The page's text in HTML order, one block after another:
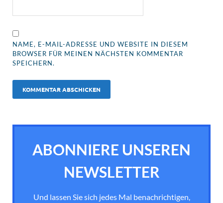
NAME, E-MAIL-ADRESSE UND WEBSITE IN DIESEM
BROWSER FÜR MEINEN NÄCHSTEN KOMMENTAR
SPEICHERN.
ABONNIERE UNSEREN
NEWSLETTER
Und lassen Sie sich jedes Mal benachrichtigen,